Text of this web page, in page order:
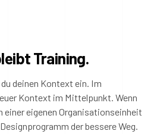
Training.
deinen Kontext ein. Im
Kontext im Mittelpunkt. Wenn
einer eigenen Organisationseinheit
der bessere Weg.